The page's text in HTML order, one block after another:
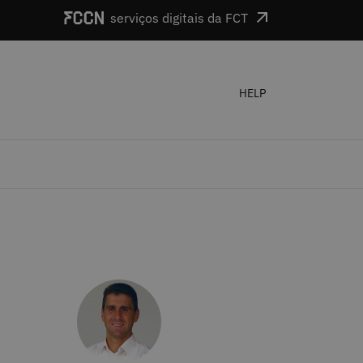
serviços digitais da FCT
HELP